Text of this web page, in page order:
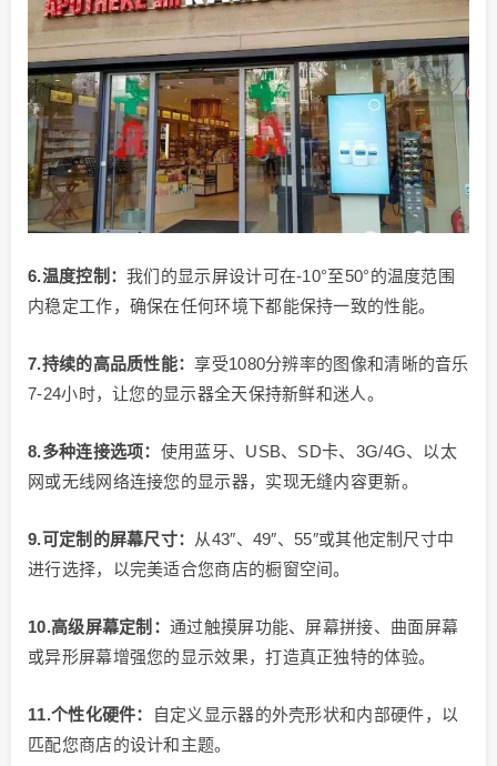
6.温度控制：我们的显示屏设计可在-10°至50°的温度范围
内稳定工作，确保在任何环境下都能保持一致的性能。
7.持续的高品质性能：享受1080分辨率的图像和清晰的音乐
7-24小时，让您的显示器全天保持新鲜和迷人。
8.多种连接选项： 使用蓝牙、USB、SD卡、3G/4G、以太
网或无线网络连接您的显示器，实现无缝内容更新。
9.可定制的屏幕尺寸： 从43″、49″、55″或其他定制尺寸中
进行选择，以完美适合您商店的橱窗空间。
10.高级屏幕定制： 通过触摸屏功能、屏幕拼接、曲面屏幕
或异形屏幕增强您的显示效果，打造真正独特的体验。
11.个性化硬件：
自定义显示器的外壳形状和内部硬件，以
匹配您商店的设计和主题。